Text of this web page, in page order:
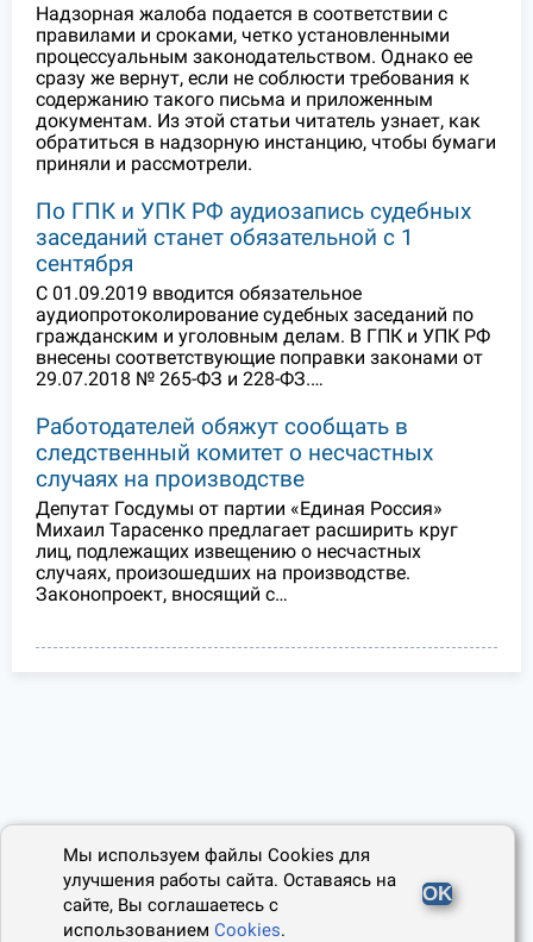
Надзорная жалоба подается в соответствии с
правилами и сроками, четко установленными
процессуальным законодательством. Однако ее
сразу же вернут, если не соблюсти требования к
содержанию такого письма и приложенным
документам. Из этой статьи читатель узнает, как
обратиться в надзорную инстанцию, чтобы бумаги
приняли и рассмотрели.
По ГПК и УПК РФ аудиозапись судебных
заседаний станет обязательной с 1
сентября
С 01.09.2019 вводится обязательное
аудиопротоколирование судебных заседаний по
гражданским и уголовным делам. В ГПК и УПК РФ
внесены соответствующие поправки законами от
29.07.2018 № 265-ФЗ и 228-ФЗ.…
Работодателей обяжут сообщать в
следственный комитет о несчастных
случаях на производстве
Депутат Госдумы от партии «Единая Россия»
Михаил Тарасенко предлагает расширить круг
лиц, подлежащих извещению о несчастных
случаях, произошедших на производстве.
Законопроект, вносящий с…
Мы используем файлы Cookies для
улучшения работы сайта. Оставаясь на
сайте, Вы соглашаетесь с
использованиемCookies.
OK